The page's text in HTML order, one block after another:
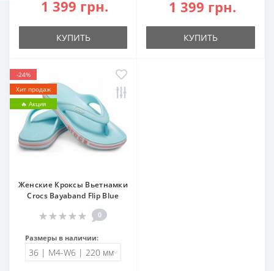
1 399 грн.
КУПИТЬ
1 399 грн.
КУПИТЬ
-24%
Хит продаж
🔥 Акция
Женские Кроксы Вьетнамки
Crocs Bayaband Flip Blue
0
Размеры в наличии: